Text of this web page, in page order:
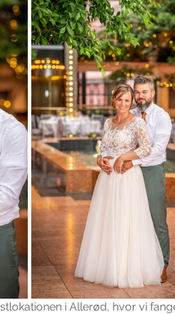
i Allerød, hvor vi